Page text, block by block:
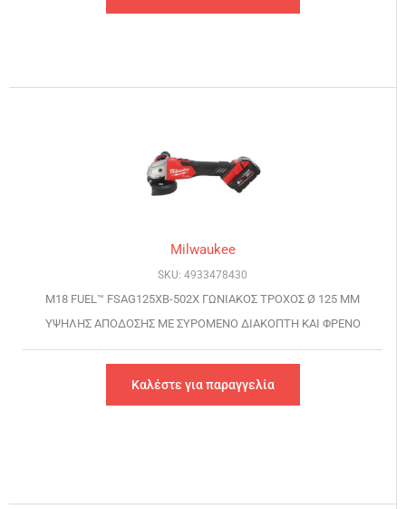
Milwaukee
SKU: 4933478430
M18 FUEL™ FSAG125XB-502X ΓΩΝΙΑΚΟΣ ΤΡΟΧΟΣ Ø 125 MM
ΥΨΗΛΗΣ ΑΠΟΔΟΣΗΣ ΜΕ ΣΥΡΟΜΕΝΟ ΔΙΑΚΟΠΤΗ ΚΑΙ ΦΡΕΝΟ
Καλέστε για παραγγελία